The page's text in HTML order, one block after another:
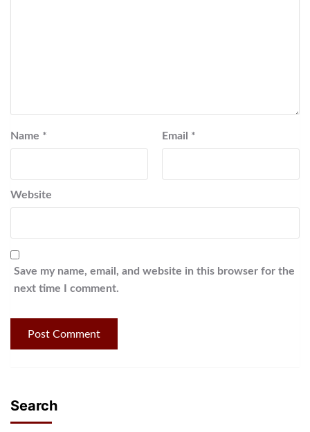
Name * Email *
Website
Save my name, email, and website in this browser for the
next time I comment.
Search